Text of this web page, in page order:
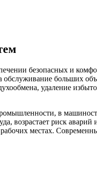
безопасных и
больших
удаление
в
возрастает риск
местах.